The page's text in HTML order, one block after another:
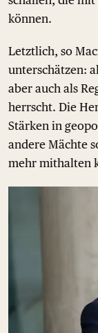
können.
Letztlich, so
unterschätzen:
aber auch als
herrscht. Die
Stärken in
andere Mächte
mehr mithalten